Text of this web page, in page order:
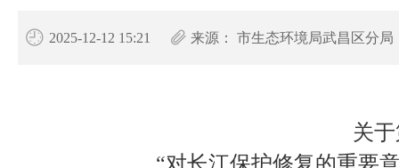
2025-12-12 15:21 来源： 市生态环境局武昌区分局
关